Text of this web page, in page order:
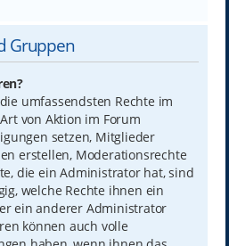
Gruppen
umfassendsten Rechte im
von Aktion im Forum
setzen, Mitglieder
erstellen, Moderationsrechte
die ein Administrator hat, sind
welche Rechte ihnen ein
ein anderer Administrator
können auch volle